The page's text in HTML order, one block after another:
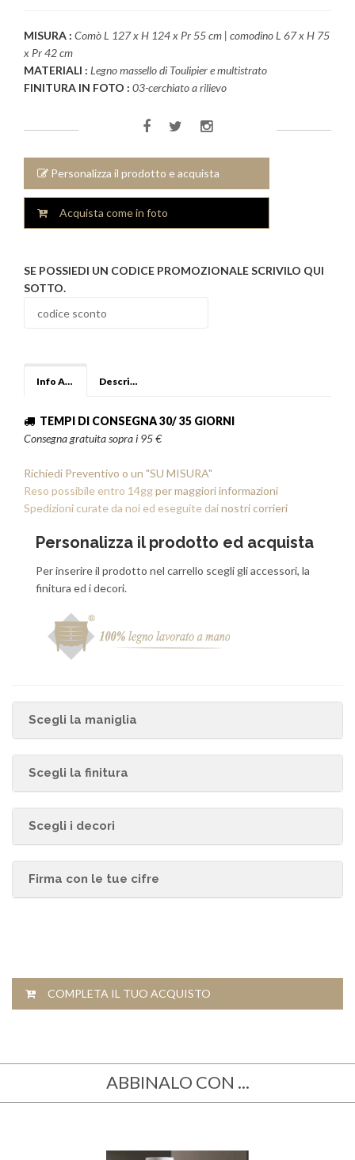
MISURA : Comò L 127 x H 124 x Pr 55 cm | comodino L 67 x H 75
x Pr 42 cm
MATERIALI : Legno massello di Toulipier e multistrato
FINITURA IN FOTO : 03-cerchiato a rilievo
Personalizza il prodotto e acquista
Acquista come in foto
SE POSSIEDI UN CODICE PROMOZIONALE SCRIVILO QUI
SOTTO.
Info Aggiuntive Descrizione
TEMPI DI CONSEGNA 30/ 35 GIORNI
Consegna gratuita sopra i 95 €
Richiedi Preventivo o un "SU MISURA"
Reso possibile entro 14ggper maggiori informazioni
Spedizioni curate da noi ed eseguite dainostri corrieri
Personalizza il prodotto ed acquista
Per inserire il prodotto nel carrello scegli gli accessori, la
finitura ed i decori.
Scegli la maniglia
Scegli la finitura
Scegli i decori
Firma con le tue cifre
COMPLETA IL TUO ACQUISTO
ABBINALO CON ...